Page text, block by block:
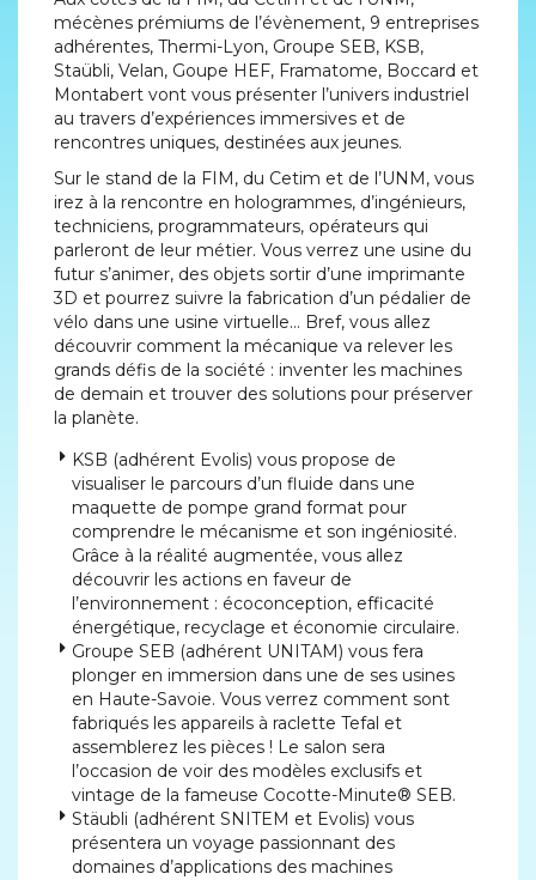
mécènes prémiums de l’évènement, 9 entreprises
adhérentes, Thermi-Lyon, Groupe SEB, KSB,
Staübli, Velan, Goupe HEF, Framatome, Boccard et
Montabert vont vous présenter l’univers industriel
au travers d’expériences immersives et de
rencontres uniques, destinées aux jeunes.
Sur le stand de la FIM, du Cetim et de l’UNM, vous
irez à la rencontre en hologrammes, d’ingénieurs,
techniciens, programmateurs, opérateurs qui
parleront de leur métier. Vous verrez une usine du
futur s’animer, des objets sortir d’une imprimante
3D et pourrez suivre la fabrication d’un pédalier de
vélo dans une usine virtuelle… Bref, vous allez
découvrir comment la mécanique va relever les
grands défis de la société : inventer les machines
de demain et trouver des solutions pour préserver
la planète.
KSB (adhérent Evolis) vous propose de
visualiser le parcours d’un fluide dans une
maquette de pompe grand format pour
comprendre le mécanisme et son ingéniosité.
Grâce à la réalité augmentée, vous allez
découvrir les actions en faveur de
l’environnement : écoconception, efficacité
énergétique, recyclage et économie circulaire.
Groupe SEB (adhérent UNITAM) vous fera
plonger en immersion dans une de ses usines
en Haute-Savoie. Vous verrez comment sont
fabriqués les appareils à raclette Tefal et
assemblerez les pièces ! Le salon sera
l’occasion de voir des modèles exclusifs et
vintage de la fameuse Cocotte-Minute® SEB.
Stäubli (adhérent SNITEM et Evolis) vous
présentera un voyage passionnant des
domaines d’applications des machines